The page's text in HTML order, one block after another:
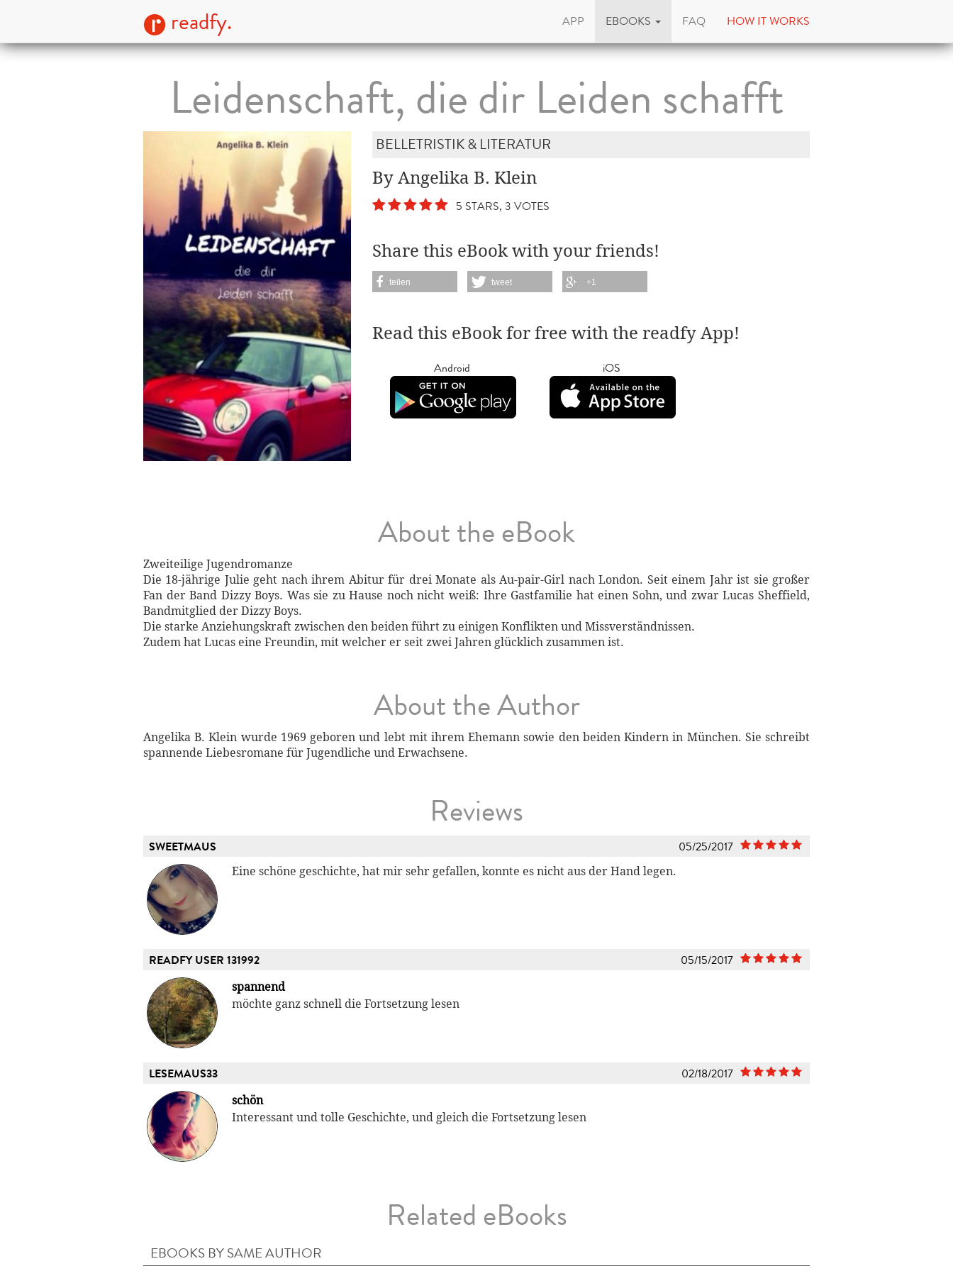
readfy. APP EBOOKS FAQ HOW IT WORKS
Leidenschaft, die dir Leiden schafft
BELLETRISTIK & LITERATUR
By Angelika B. Klein
5 STARS, 3 VOTES
Share this eBook with your friends!
teilen tweet +1
Read this eBook for free with the readfy App!
Android iOS
About the eBook
Zweiteilige Jugendromanze
Die 18-jährige Julie geht nach ihrem Abitur für drei Monate als Au-pair-Girl nach London. Seit einem Jahr ist sie großer
Fan der Band Dizzy Boys. Was sie zu Hause noch nicht weiß: Ihre Gastfamilie hat einen Sohn, und zwar Lucas Sheffield,
Bandmitglied der Dizzy Boys.
Die starke Anziehungskraft zwischen den beiden führt zu einigen Konflikten und Missverständnissen.
Zudem hat Lucas eine Freundin, mit welcher er seit zwei Jahren glücklich zusammen ist.
About the Author
Angelika B. Klein wurde 1969 geboren und lebt mit ihrem Ehemann sowie den beiden Kindern in München. Sie schreibt
spannende Liebesromane für Jugendliche und Erwachsene.
Reviews
SWEETMAUS 05/25/2017
Eine schöne geschichte, hat mir sehr gefallen, konnte es nicht aus der Hand legen.
READFY USER 131992 05/15/2017
spannend
möchte ganz schnell die Fortsetzung lesen
LESEMAUS33 02/18/2017
schön
Interessant und tolle Geschichte, und gleich die Fortsetzung lesen
Related eBooks
EBOOKS BY SAME AUTHOR